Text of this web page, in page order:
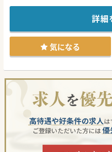
最寄り駅からも徒歩すぐの
少しでもご興味がございま
い。
#曜日相談可
詳細
気になる